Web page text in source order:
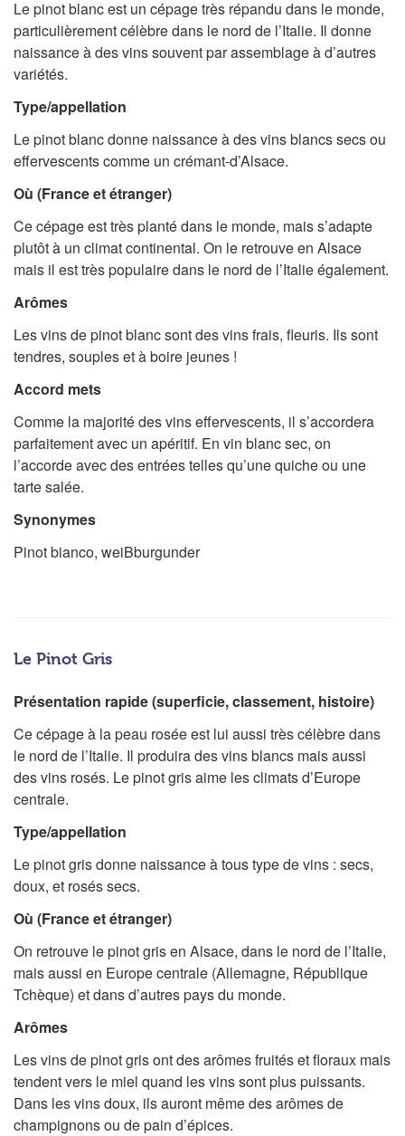
Le pinot blanc est un cépage très répandu dans le monde,
particulièrement célèbre dans le nord de l’Italie. Il donne
naissance à des vins souvent par assemblage à d’autres
variétés.
Type/appellation
Le pinot blanc donne naissance à des vins blancs secs ou
effervescents comme un crémant-d’Alsace.
Où (France et étranger)
Ce cépage est très planté dans le monde, mais s’adapte
plutôt à un climat continental. On le retrouve en Alsace
mais il est très populaire dans le nord de l’Italie également.
Arômes
Les vins de pinot blanc sont des vins frais, fleuris. Ils sont
tendres, souples et à boire jeunes !
Accord mets
Comme la majorité des vins effervescents, il s’accordera
parfaitement avec un apéritif. En vin blanc sec, on
l’accorde avec des entrées telles qu’une quiche ou une
tarte salée.
Synonymes
Pinot bianco, weiBburgunder
Le Pinot Gris
Présentation rapide (superficie, classement, histoire)
Ce cépage à la peau rosée est lui aussi très célèbre dans
le nord de l’Italie. Il produira des vins blancs mais aussi
des vins rosés. Le pinot gris aime les climats d’Europe
centrale.
Type/appellation
Le pinot gris donne naissance à tous type de vins : secs,
doux, et rosés secs.
Où (France et étranger)
On retrouve le pinot gris en Alsace, dans le nord de l’Italie,
mais aussi en Europe centrale (Allemagne, République
Tchèque) et dans d’autres pays du monde.
Arômes
Les vins de pinot gris ont des arômes fruités et floraux mais
tendent vers le miel quand les vins sont plus puissants.
Dans les vins doux, ils auront même des arômes de
champignons ou de pain d’épices.